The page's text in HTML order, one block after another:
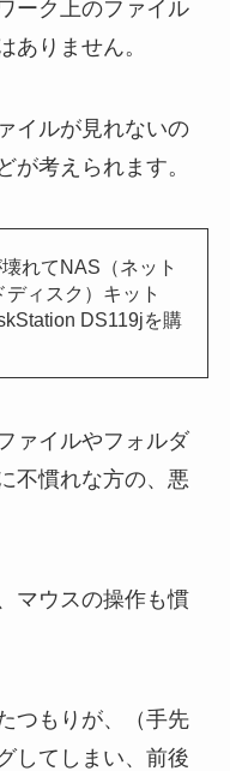
ーク上のファイル
ありません。
イルが見れないの
が考えられます。
れてNAS（ネット
ディスク）キット
DS119jを購
ァイルやフォルダ
不慣れな方の、悪
マウスの操作も慣
つもりが、（手先
してしまい、前後